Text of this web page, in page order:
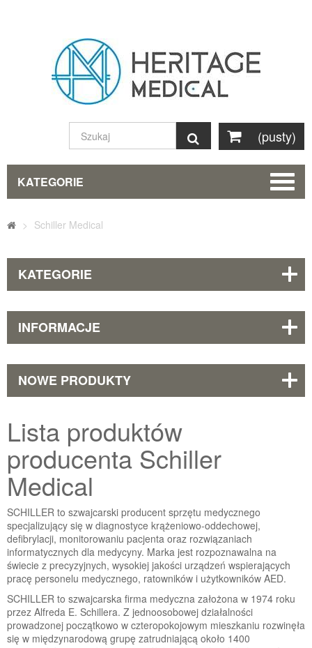
(pusty)
Szukaj
KATEGORIE
> Schiller Medical
KATEGORIE
INFORMACJE
NOWE PRODUKTY
Lista produktów
producenta Schiller
Medical
SCHILLER to szwajcarski producent sprzętu medycznego
specjalizujący się w diagnostyce krążeniowo-oddechowej,
defibrylacji, monitorowaniu pacjenta oraz rozwiązaniach
informatycznych dla medycyny. Marka jest rozpoznawalna na
świecie z precyzyjnych, wysokiej jakości urządzeń wspierających
pracę personelu medycznego, ratowników i użytkowników AED.
SCHILLER to szwajcarska firma medyczna założona w 1974 roku
przez Alfreda E. Schillera. Z jednoosobowej działalności
prowadzonej początkowo w czteropokojowym mieszkaniu rozwinęła
się w międzynarodową grupę zatrudniającą około 1400